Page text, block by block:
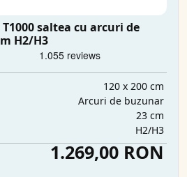
saltea cu arcuri de
H2/H3
120 x 200 cm
Arcuri de buzunar
23 cm
H2/H3
1.269,00 RON